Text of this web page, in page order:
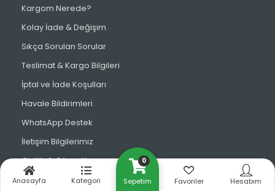
0
Sepetim
Anasayfa Kategori Favoriler Hesabım
Kargom Nerede?
Kolay İade & Değişim
Sıkça Sorulan Sorular
Teslimat & Kargo Bilgileri
İptal ve İade Koşulları
Havale Bildirimleri
WhatsApp Destek
İletişim Bilgilerimiz
Gizlilik & Güvenlik